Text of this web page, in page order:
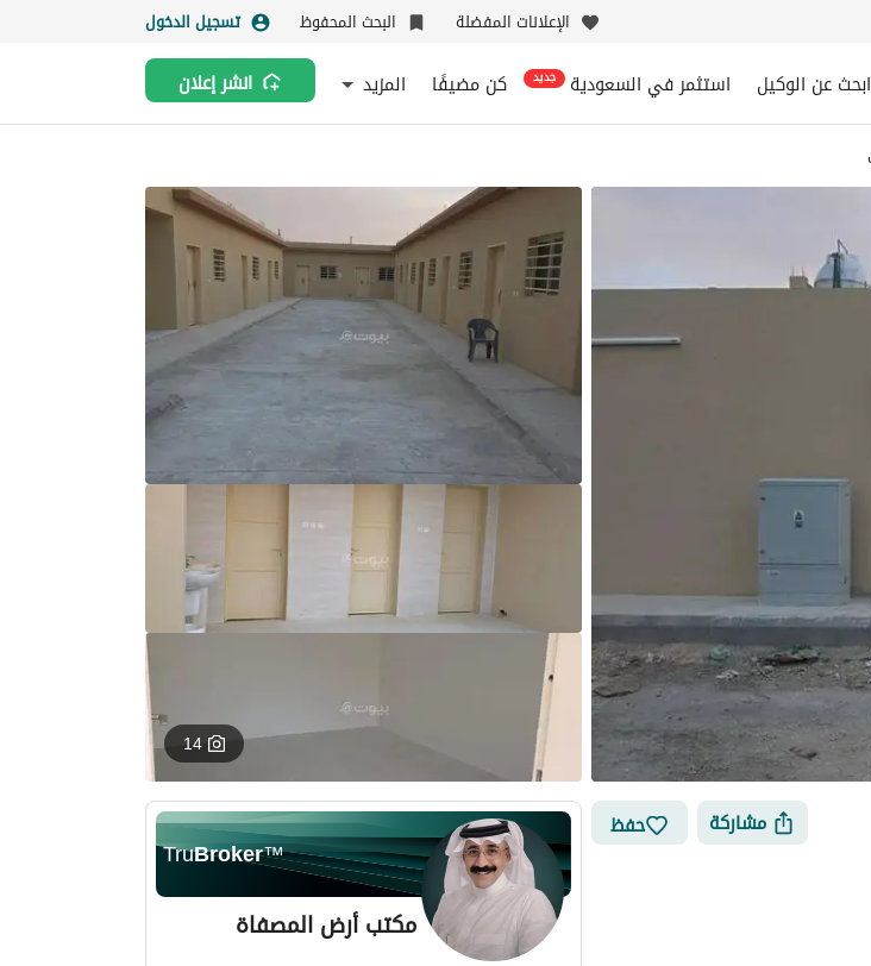
الإعلانات المفضلة البحث المحفوظ تسجيل الدخول
ابحث عن الوكيل استثمر في السعودية جديد كن مضيفًا المزيد انشر إعلان
14
مشاركة
حفظ
TruBroker™
مكتب أرض المصفاة